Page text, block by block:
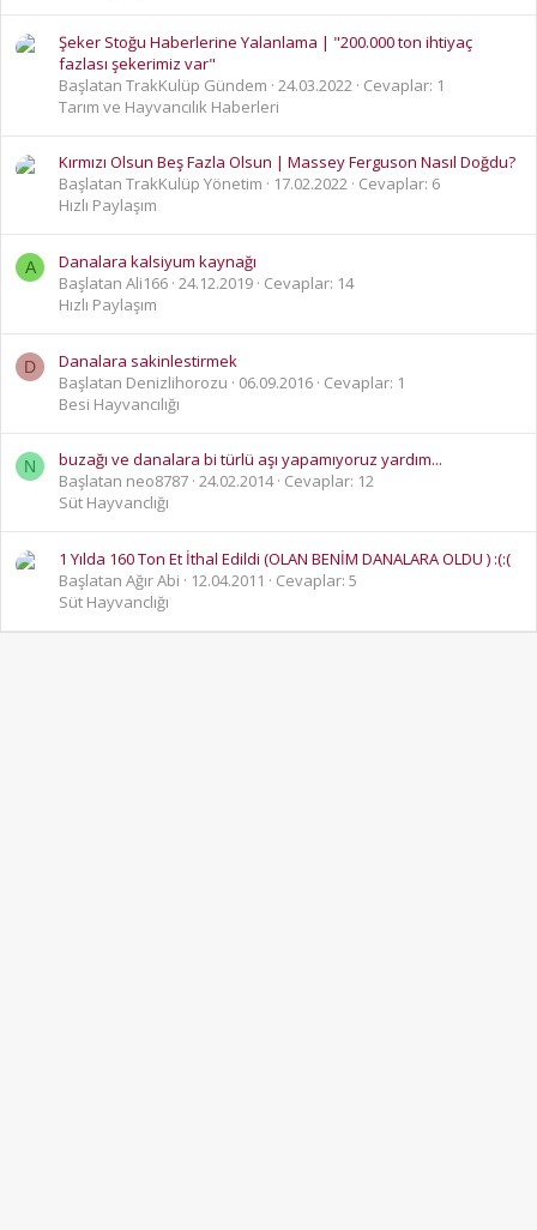
Şeker Stoğu Haberlerine Yalanlama | "200.000 ton ihtiyaç
fazlası şekerimiz var"
Başlatan TrakKulüp Gündem 24.03.2022 Cevaplar: 1
Tarım ve Hayvancılık Haberleri
Kırmızı Olsun Beş Fazla Olsun | Massey Ferguson Nasıl Doğdu?
Başlatan TrakKulüp Yönetim
17.02.2022 Cevaplar: 6
Hızlı Paylaşım
A
Danalara kalsiyum kaynağı
Başlatan Ali166 24.12.2019 Cevaplar: 14
Hızlı Paylaşım
D
Danalara sakinlestirmek
Başlatan Denizlihorozu
06.09.2016 Cevaplar: 1
Besi Hayvancılığı
N
buzağı ve danalara bi türlü aşı yapamıyoruz yardım...
Başlatan neo8787 24.02.2014 Cevaplar: 12
Süt Hayvanclığı
1 Yılda 160 Ton Et İthal Edildi (OLAN BENİM DANALARA OLDU ) :(:(
Başlatan Ağır Abi
12.04.2011
Cevaplar: 5
Süt Hayvanclığı